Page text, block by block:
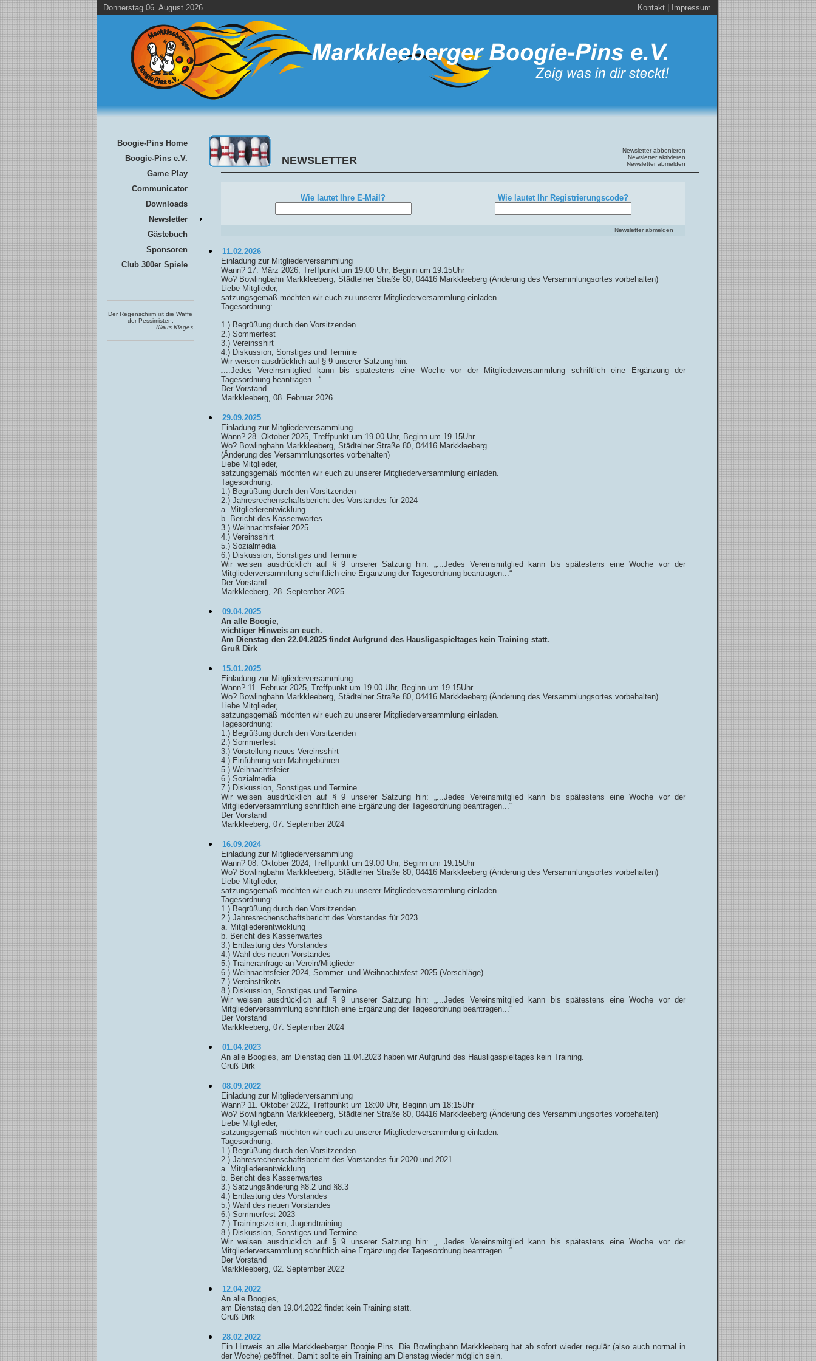
Donnerstag 06. August 2026 Kontakt Impressum
Boogie-Pins Home
Boogie-Pins e.V.
Game Play
Communicator
Downloads
Newsletter
Gästebuch
Sponsoren
Club 300er Spiele
Der Regenschirm ist die Waffe
der Pessimisten.
Klaus Klages
NEWSLETTER
Newsletter abbonieren
Newsletter aktivieren
Newsletter abmelden
Wie lautet Ihre E-Mail? Wie lautet Ihr Registrierungscode?
Newsletter abmelden
11.02.2026
Einladung zur Mitgliederversammlung
Wann? 17. März 2026, Treffpunkt um 19.00 Uhr, Beginn um 19.15Uhr
Wo? Bowlingbahn Markkleeberg, Städtelner Straße 80, 04416 Markkleeberg (Änderung des Versammlungsortes vorbehalten)
Liebe Mitglieder,
satzungsgemäß möchten wir euch zu unserer Mitgliederversammlung einladen.
Tagesordnung:
1.) Begrüßung durch den Vorsitzenden
2.) Sommerfest
3.) Vereinsshirt
4.) Diskussion, Sonstiges und Termine
Wir weisen ausdrücklich auf § 9 unserer Satzung hin:
„...Jedes Vereinsmitglied kann bis spätestens eine Woche vor der Mitgliederversammlung schriftlich eine Ergänzung der
Tagesordnung beantragen...“
Der Vorstand
Markkleeberg, 08. Februar 2026
29.09.2025
Einladung zur Mitgliederversammlung
Wann? 28. Oktober 2025, Treffpunkt um 19.00 Uhr, Beginn um 19.15Uhr
Wo? Bowlingbahn Markkleeberg, Städtelner Straße 80, 04416 Markkleeberg
(Änderung des Versammlungsortes vorbehalten)
Liebe Mitglieder,
satzungsgemäß möchten wir euch zu unserer Mitgliederversammlung einladen.
Tagesordnung:
1.) Begrüßung durch den Vorsitzenden
2.) Jahresrechenschaftsbericht des Vorstandes für 2024
a. Mitgliederentwicklung
b. Bericht des Kassenwartes
3.) Weihnachtsfeier 2025
4.) Vereinsshirt
5.) Sozialmedia
6.) Diskussion, Sonstiges und Termine
Wir weisen ausdrücklich auf § 9 unserer Satzung hin: „...Jedes Vereinsmitglied kann bis spätestens eine Woche vor der
Mitgliederversammlung schriftlich eine Ergänzung der Tagesordnung beantragen...“
Der Vorstand
Markkleeberg, 28. September 2025
09.04.2025
An alle Boogie,
wichtiger Hinweis an euch.
Am Dienstag den 22.04.2025 findet Aufgrund des Hausligaspieltages kein Training statt.
Gruß Dirk
15.01.2025
Einladung zur Mitgliederversammlung
Wann? 11. Februar 2025, Treffpunkt um 19.00 Uhr, Beginn um 19.15Uhr
Wo? Bowlingbahn Markkleeberg, Städtelner Straße 80, 04416 Markkleeberg (Änderung des Versammlungsortes vorbehalten)
Liebe Mitglieder,
satzungsgemäß möchten wir euch zu unserer Mitgliederversammlung einladen.
Tagesordnung:
1.) Begrüßung durch den Vorsitzenden
2.) Sommerfest
3.) Vorstellung neues Vereinsshirt
4.) Einführung von Mahngebühren
5.) Weihnachtsfeier
6.) Sozialmedia
7.) Diskussion, Sonstiges und Termine
Wir weisen ausdrücklich auf § 9 unserer Satzung hin: „...Jedes Vereinsmitglied kann bis spätestens eine Woche vor der
Mitgliederversammlung schriftlich eine Ergänzung der Tagesordnung beantragen...“
Der Vorstand
Markkleeberg, 07. September 2024
16.09.2024
Einladung zur Mitgliederversammlung
Wann? 08. Oktober 2024, Treffpunkt um 19.00 Uhr, Beginn um 19.15Uhr
Wo? Bowlingbahn Markkleeberg, Städtelner Straße 80, 04416 Markkleeberg (Änderung des Versammlungsortes vorbehalten)
Liebe Mitglieder,
satzungsgemäß möchten wir euch zu unserer Mitgliederversammlung einladen.
Tagesordnung:
1.) Begrüßung durch den Vorsitzenden
2.) Jahresrechenschaftsbericht des Vorstandes für 2023
a. Mitgliederentwicklung
b. Bericht des Kassenwartes
3.) Entlastung des Vorstandes
4.) Wahl des neuen Vorstandes
5.) Traineranfrage an Verein/Mitglieder
6.) Weihnachtsfeier 2024, Sommer- und Weihnachtsfest 2025 (Vorschläge)
7.) Vereinstrikots
8.) Diskussion, Sonstiges und Termine
Wir weisen ausdrücklich auf § 9 unserer Satzung hin: „...Jedes Vereinsmitglied kann bis spätestens eine Woche vor der
Mitgliederversammlung schriftlich eine Ergänzung der Tagesordnung beantragen...“
Der Vorstand
Markkleeberg, 07. September 2024
01.04.2023
An alle Boogies, am Dienstag den 11.04.2023 haben wir Aufgrund des Hausligaspieltages kein Training.
Gruß Dirk
08.09.2022
Einladung zur Mitgliederversammlung
Wann? 11. Oktober 2022, Treffpunkt um 18:00 Uhr, Beginn um 18:15Uhr
Wo? Bowlingbahn Markkleeberg, Städtelner Straße 80, 04416 Markkleeberg (Änderung des Versammlungsortes vorbehalten)
Liebe Mitglieder,
satzungsgemäß möchten wir euch zu unserer Mitgliederversammlung einladen.
Tagesordnung:
1.) Begrüßung durch den Vorsitzenden
2.) Jahresrechenschaftsbericht des Vorstandes für 2020 und 2021
a. Mitgliederentwicklung
b. Bericht des Kassenwartes
3.) Satzungsänderung §8.2 und §8.3
4.) Entlastung des Vorstandes
5.) Wahl des neuen Vorstandes
6.) Sommerfest 2023
7.) Trainingszeiten, Jugendtraining
8.) Diskussion, Sonstiges und Termine
Wir weisen ausdrücklich auf § 9 unserer Satzung hin: „...Jedes Vereinsmitglied kann bis spätestens eine Woche vor der
Mitgliederversammlung schriftlich eine Ergänzung der Tagesordnung beantragen...“
Der Vorstand
Markkleeberg, 02. September 2022
12.04.2022
An alle Boogies,
am Dienstag den 19.04.2022 findet kein Training statt.
Gruß Dirk
28.02.2022
Ein Hinweis an alle Markkleeberger Boogie Pins. Die Bowlingbahn Markkleeberg hat ab sofort wieder regulär (also auch normal in
der Woche) geöffnet. Damit sollte ein Training am Dienstag wieder möglich sein.